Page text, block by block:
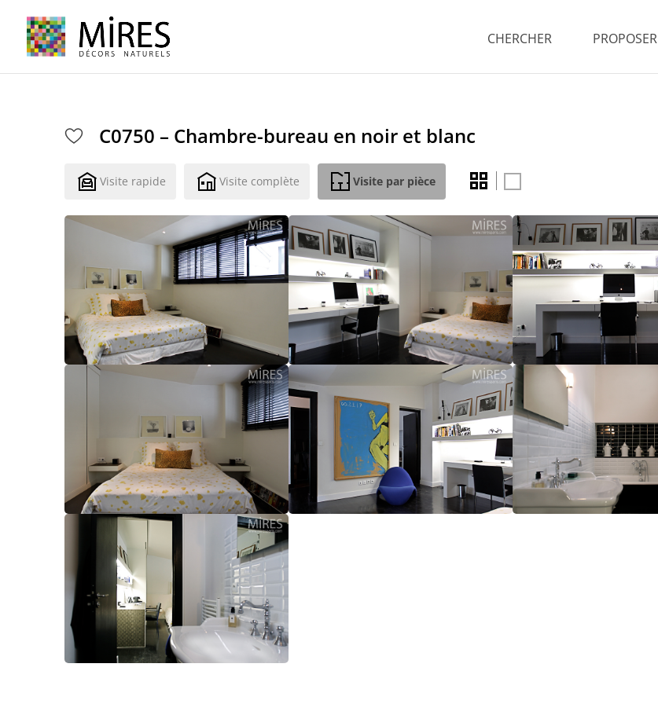
CHERCHER PROPOSER
C0750 – Chambre-bureau en noir et blanc
Visite rapide Visite complète Visite par pièce